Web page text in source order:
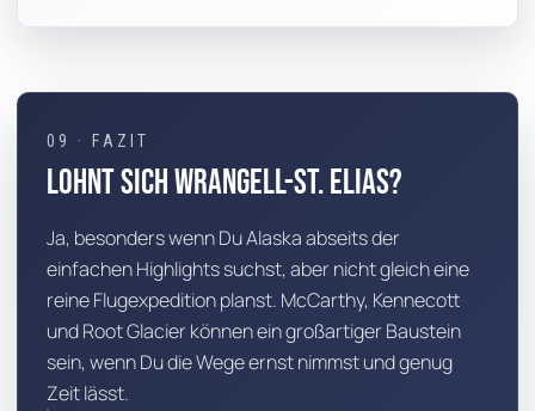
09 · FAZIT
Lohnt sich Wrangell-St. Elias?
Ja, besonders wenn Du Alaska abseits der
einfachen Highlights suchst, aber nicht gleich eine
reine Flugexpedition planst. McCarthy, Kennecott
und Root Glacier können ein großartiger Baustein
sein, wenn Du die Wege ernst nimmst und genug
Zeit lässt.